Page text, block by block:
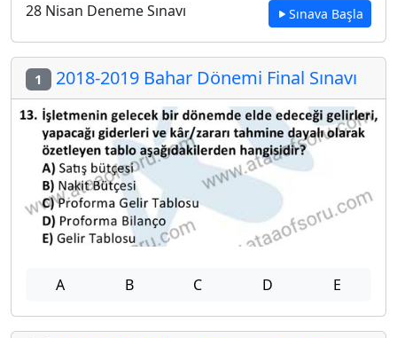
28 Nisan Deneme Sınavı Sınava Başla
1 2018-2019 Bahar Dönemi Final Sınavı
A B C D E